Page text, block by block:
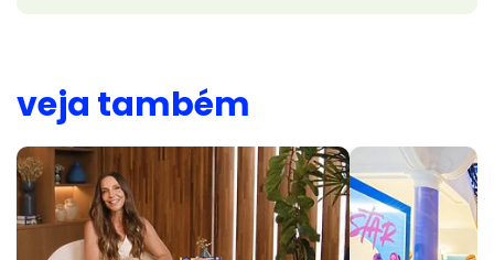
veja também